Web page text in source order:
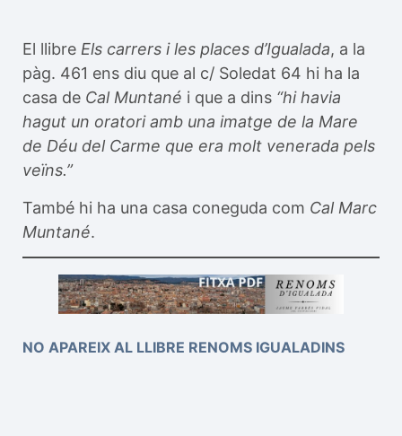
El llibre Els carrers i les places d’Igualada, a la
pàg. 461 ens diu que al c/ Soledat 64 hi ha la
casa de Cal Muntané i que a dins “hi havia
hagut un oratori amb una imatge de la Mare
de Déu del Carme que era molt venerada pels
veïns.”
També hi ha una casa coneguda com Cal Marc
Muntané.
NO APAREIX AL LLIBRE RENOMS IGUALADINS